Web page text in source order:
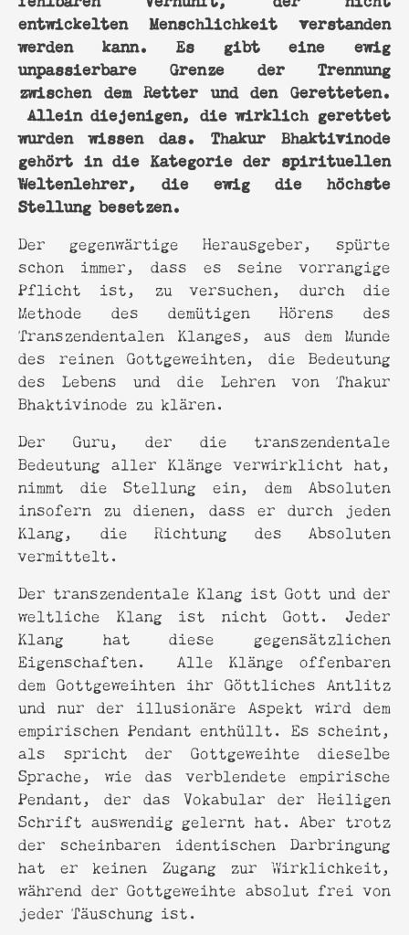
entwickelten Menschlichkeit verstanden
werden kann. Es gibt eine ewig
unpassierbare Grenze der Trennung
zwischen dem Retter und den Geretteten.
Allein diejenigen, die wirklich gerettet
wurden wissen das. Thakur Bhaktivinode
gehört in die Kategorie der spirituellen
Weltenlehrer, die ewig die höchste
Stellung besetzen.
Der gegenwärtige Herausgeber, spürte
schon immer, dass es seine vorrangige
Pflicht ist, zu versuchen, durch die
Methode des demütigen Hörens des
Transzendentalen Klanges, aus dem Munde
des reinen Gottgeweihten, die Bedeutung
des Lebens und die Lehren von Thakur
Bhaktivinode zu klären.
Der Guru, der die transzendentale
Bedeutung aller Klänge verwirklicht hat,
nimmt die Stellung ein, dem Absoluten
insofern zu dienen, dass er durch jeden
Klang, die Richtung des Absoluten
vermittelt.
Der transzendentale Klang ist Gott und der
weltliche Klang ist nicht Gott. Jeder
Klang hat diese gegensätzlichen
Eigenschaften. Alle Klänge offenbaren
dem Gottgeweihten ihr Göttliches Antlitz
und nur der illusionäre Aspekt wird dem
empirischen Pendant enthüllt. Es scheint,
als spricht der Gottgeweihte dieselbe
Sprache, wie das verblendete empirische
Pendant, der das Vokabular der Heiligen
Schrift auswendig gelernt hat. Aber trotz
der scheinbaren identischen Darbringung
hat er keinen Zugang zur Wirklichkeit,
während der Gottgeweihte absolut frei von
jeder Täuschung ist.